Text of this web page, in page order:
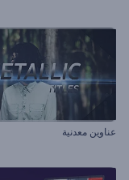
عناوين معدنية